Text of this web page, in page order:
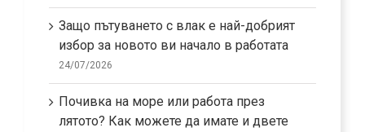
Защо пътуването с влак е най-добрият
избор за новото ви начало в работата
24/07/2026
Почивка на море или работа през
лятото? Как можете да имате и двете